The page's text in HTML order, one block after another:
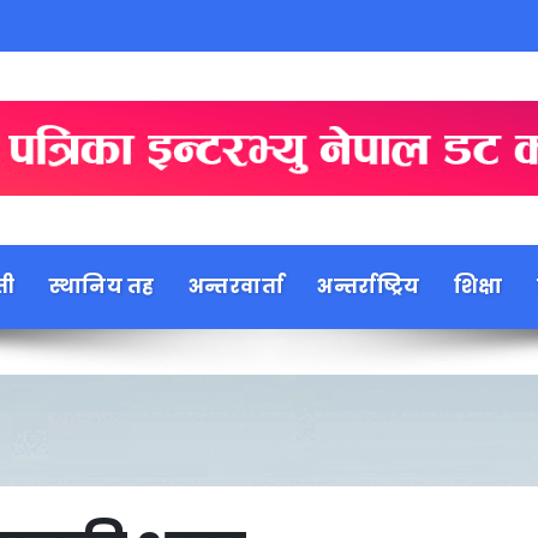
स्थानिय तह अन्तरवार्ता अन्तर्राष्ट्रिय शिक्षा